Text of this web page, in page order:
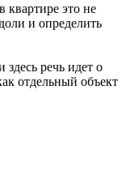
квартире это не
и определить
речь идет о
отдельный объект